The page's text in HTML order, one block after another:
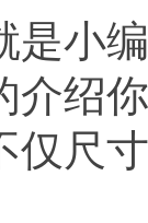
编
介绍
仅尺